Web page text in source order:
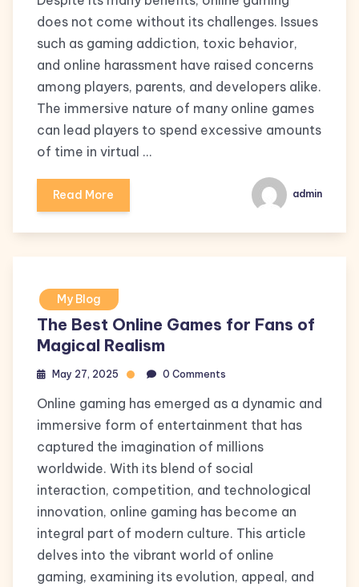
does not come without its challenges. Issues
such as gaming addiction, toxic behavior,
and online harassment have raised concerns
among players, parents, and developers alike.
The immersive nature of many online games
can lead players to spend excessive amounts
of time in virtual …
Read More admin
My Blog
The Best Online Games for Fans of
Magical Realism
May 27, 2025 0 Comments
Online gaming has emerged as a dynamic and
immersive form of entertainment that has
captured the imagination of millions
worldwide. With its blend of social
interaction, competition, and technological
innovation, online gaming has become an
integral part of modern culture. This article
delves into the vibrant world of online
gaming, examining its evolution, appeal, and